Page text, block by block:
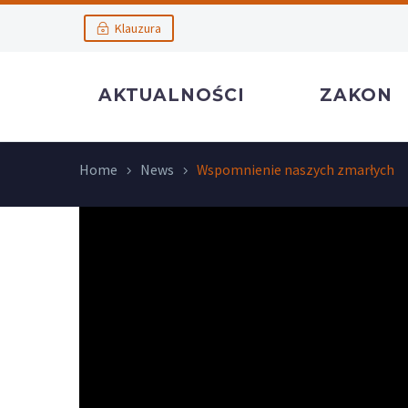
Klauzura
AKTUALNOŚCI ZAKON
Home News Wspomnienie naszych zmarłych